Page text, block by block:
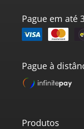
Pague em até
Pague à
Produtos